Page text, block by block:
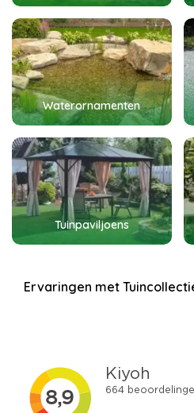
Waterornamenten
Tuinpaviljoens
Ervaringen met